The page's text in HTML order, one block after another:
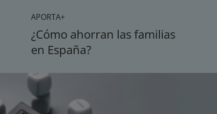
APORTA+
¿Cómo ahorran las familias
en España?